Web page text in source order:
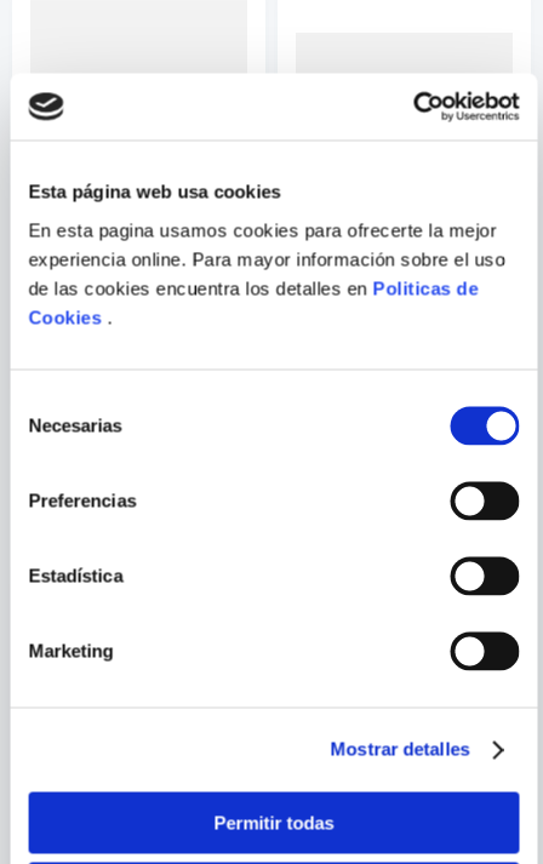
Esta página web usa cookies
En esta pagina usamos cookies para ofrecerte la mejor
experiencia online. Para mayor información sobre el uso
de las cookies encuentra los detalles en Politicas de
Cookies.
Necesarias
Preferencias
Estadística
Marketing
Mostrar detalles
Permitir todas
Escribir comentario
ELENA GALLEGO
POR QUE SOY TAN SEXY?
CONVIERTETE EN UNA
PORQUE TAMBIÉN
VISTE
VER TODOS